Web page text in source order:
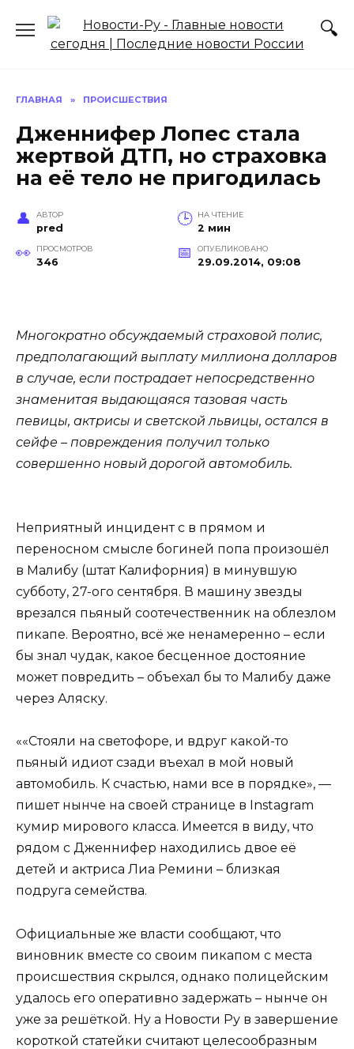
содержанию
ГЛАВНАЯ » ПРОИСШЕСТВИЯ
Дженнифер Лопес стала
жертвой ДТП, но страховка
на её тело не пригодилась
АВТОР
pred
НА ЧТЕНИЕ
2 мин
ПРОСМОТРОВ
346
ОПУБЛИКОВАНО
29.09.2014, 09:08
Многократно обсуждаемый страховой полис,
предполагающий выплату миллиона долларов
в случае, если пострадает непосредственно
знаменитая выдающаяся тазовая часть
певицы, актрисы и светской львицы, остался в
сейфе – повреждения получил только
совершенно новый дорогой автомобиль.
Неприятный инцидент с в прямом и
переносном смысле богиней попа произошёл
в Малибу (штат Калифорния) в минувшую
субботу, 27-ого сентября. В машину звезды
врезался пьяный соотечественник на облезлом
пикапе. Вероятно, всё же ненамеренно – если
бы знал чудак, какое бесценное достояние
может повредить – объехал бы то Малибу даже
через Аляску.
««Стояли на светофоре, и вдруг какой-то
пьяный идиот сзади въехал в мой новый
автомобиль. К счастью, нами все в порядке», —
пишет нынче на своей странице в Instagram
кумир мирового класса. Имеется в виду, что
рядом с Дженнифер находились двое её
детей и актриса Лиа Ремини – близкая
подруга семейства.
Официальные же власти сообщают, что
виновник вместе со своим пикапом с места
происшествия скрылся, однако полицейским
удалось его оперативно задержать – нынче он
уже за решёткой. Ну а Новости Ру в завершение
короткой статейки считают целесообразным